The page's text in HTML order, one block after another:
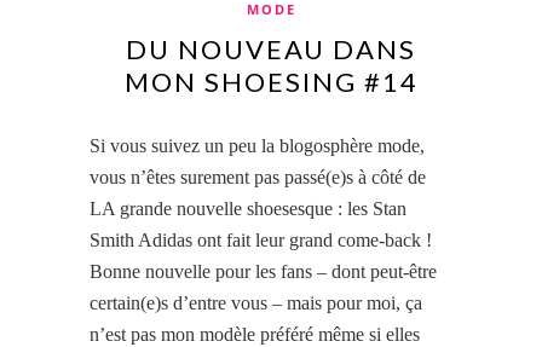
MODE
DU NOUVEAU DANS
MON SHOESING #14
Si vous suivez un peu la blogosphère mode,
vous n’êtes surement pas passé(e)s à côté de
LA grande nouvelle shoesesque : les Stan
Smith Adidas ont fait leur grand come-back !
Bonne nouvelle pour les fans – dont peut-être
certain(e)s d’entre vous – mais pour moi, ça
n’est pas mon modèle préféré même si elles